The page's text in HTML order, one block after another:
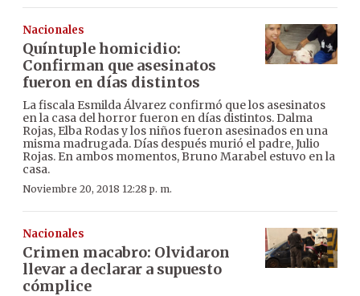
Nacionales
Quíntuple homicidio:
Confirman que asesinatos
fueron en días distintos
La fiscala Esmilda Álvarez confirmó que los asesinatos
en la casa del horror fueron en días distintos. Dalma
Rojas, Elba Rodas y los niños fueron asesinados en una
misma madrugada. Días después murió el padre, Julio
Rojas. En ambos momentos, Bruno Marabel estuvo en la
casa.
Noviembre 20, 2018 12:28 p. m.
Nacionales
Crimen macabro: Olvidaron
llevar a declarar a supuesto
cómplice